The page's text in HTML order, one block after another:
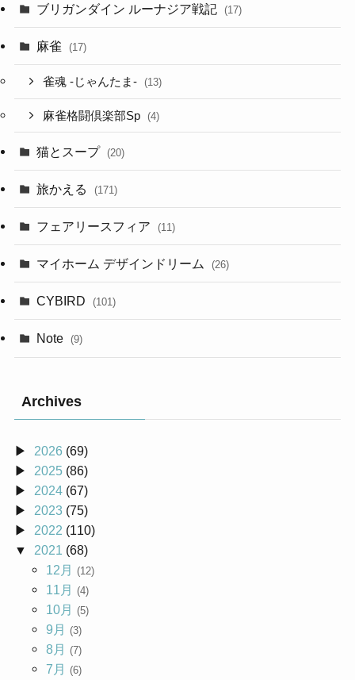
ブリガンダイン ルーナジア戦記 (17)
麻雀 (17)
雀魂 -じゃんたま- (13)
麻雀格闘倶楽部Sp (4)
猫とスープ (20)
旅かえる (171)
フェアリースフィア (11)
マイホーム デザインドリーム (26)
CYBIRD (101)
Note (9)
Archives
2026 (69)
2025(86)
2024(67)
2023(75)
2022 (110)
2021 (68)
12月 (12)
11月 (4)
10月 (5)
9月 (3)
8月 (7)
7月 (6)